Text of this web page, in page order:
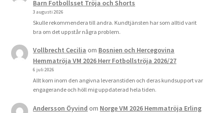
Barn Fotbollsset Tröja och Shorts
3 augusti 2026
Skulle rekommendera till andra. Kundtjänsten har som alltid varit
bra om det uppstår några problem.
Vollbrecht Cecilia om Bosnien och Hercegovina
Hemmatröja VM 2026 Herr Fotbollströja 2026/27
6 juli 2026
Allt kom inom den angivna leveranstiden och deras kundsupport var
engagerande och höll mig uppdaterad hela tiden.
Andersson Öyvind om Norge VM 2026 Hemmatröja Erling